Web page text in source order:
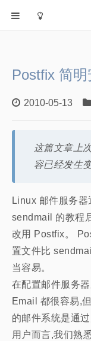
Default
Linux/Unix
Database
Cloud
Networking
Programming
关于作者
Postfix 简
2010-05-13
这篇文章上
容已经发生
Linux 邮件服务
sendmail 的教程
改用 Postfix。
置文件比
当容易。
在配置邮件服务
Email 都很容易,
的邮件系统是通
用户而言,我们熟